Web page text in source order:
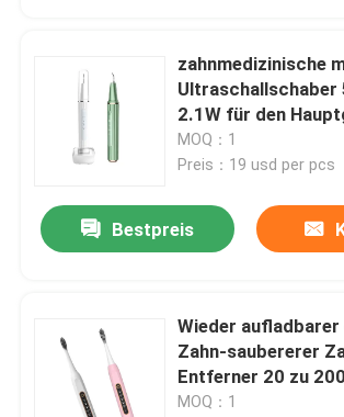
Produkte
zahnmedizinische
Ultraschallschaber
2.1W für den
sichtlich auf
MOQ：1
Preis：19 usd per pcs
Bestpreis
Wieder
Zahn-saubererer
Entferner 20 zu
MOQ：1